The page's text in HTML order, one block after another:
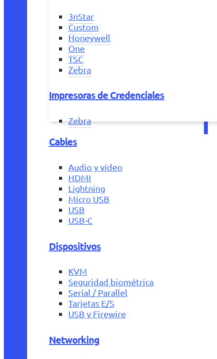
3nStar
Custom
Honeywell
One
TSC
Zebra
Impresoras de Credenciales
Zebra
Cables
Audio y vídeo
HDMI
Lightning
Micro USB
USB
USB-C
Dispositivos
KVM
Seguridad biométrica
Serial / Parallel
Tarjetas E/S
USB y Firewire
Networking